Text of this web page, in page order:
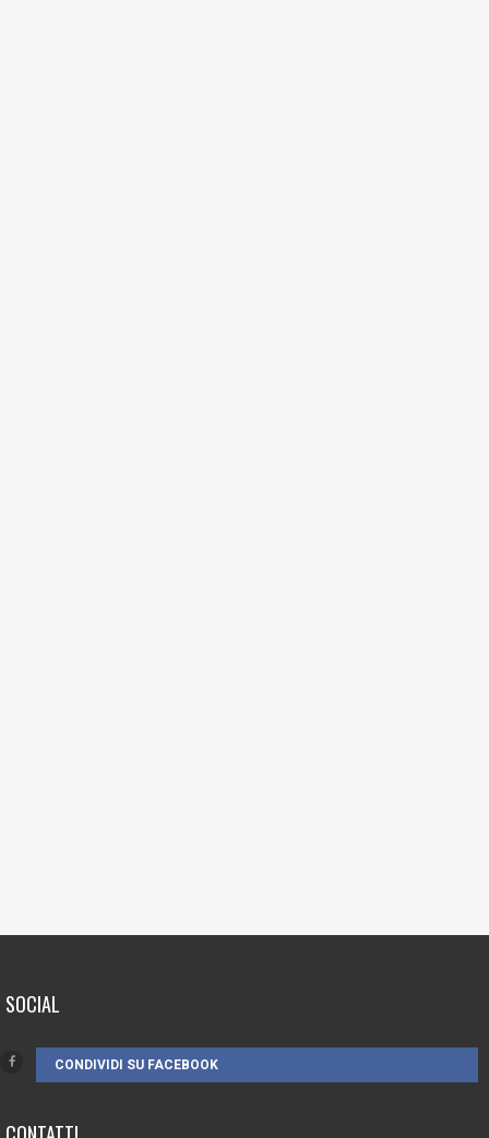
SOCIAL
CONDIVIDI SU FACEBOOK